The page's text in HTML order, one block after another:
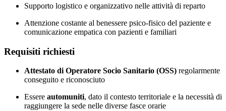
Supporto logistico e organizzativo nelle attività di reparto
Attenzione costante al benessere psico-fisico del paziente e
comunicazione empatica con pazienti e familiari
Requisiti richiesti
Attestato di Operatore Socio Sanitario (OSS) regolarmente
conseguito e riconosciuto
Essere automuniti, dato il contesto territoriale e la necessità di
raggiungere la sede nelle diverse fasce orarie